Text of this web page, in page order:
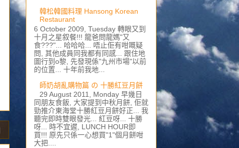
韓松韓國料理 Hansong Korean
Restaurant
6 October 2009, Tuesday 轉眼又到
十月之星叙餐!!! 龍爸問龍媽"又
食???"... 哈哈哈... 唔止佢有咁嘅疑
問, 其他成員同我都有同感... 跟住地
圖行到o黎, 先發現係"九州市場"以前
的位置... 十年前我地...
師奶胡亂購物篇 の 十勝紅豆月餅
29 August 2011, Monday 早幾日
同朋友食飯, 大家提到中秋月餅, 佢就
勁推介東海堂十勝紅豆月餅好正... 我
聽完即時雙眼發光... 紅豆呀... 十勝
呀... 時不宜遲, LUNCH HOUR即
買!!! 原先只係一心想買"1"個月餅咁
大把....